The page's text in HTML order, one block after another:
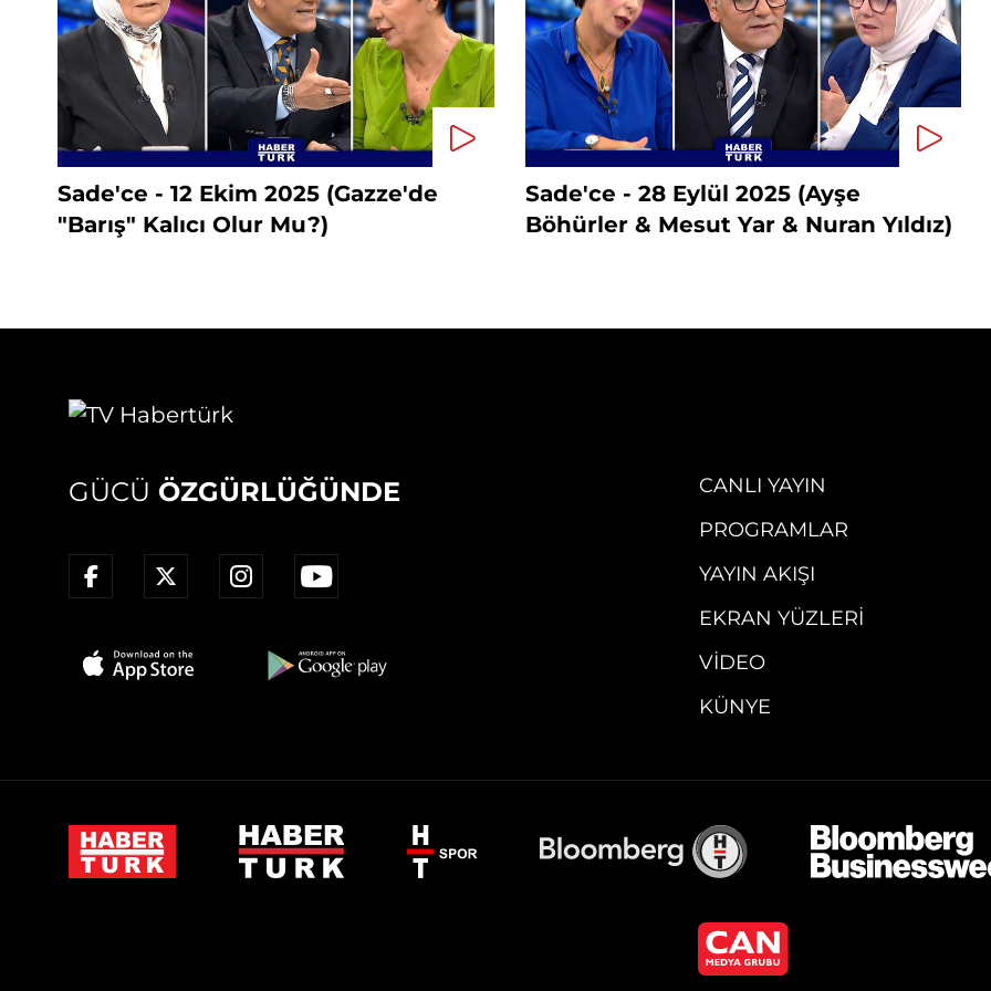
Sade'ce - 12 Ekim 2025 (Gazze'de
"Barış" Kalıcı Olur Mu?)
Sade'ce - 28 Eylül 2025 (Ayşe
Böhürler & Mesut Yar & Nuran Yıldız)
GÜCÜ ÖZGÜRLÜĞÜNDE
CANLI YAYIN
PROGRAMLAR
YAYIN AKIŞI
EKRAN YÜZLERI
VIDEO
KÜNYE